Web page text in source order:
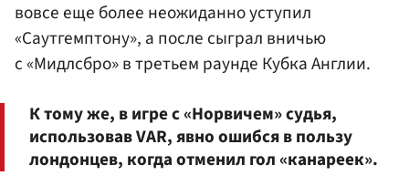
вовсе еще более неожиданно уступил
«Саутгемптону», а после сыграл вничью
с «Мидлсбро» в третьем раунде Кубка Англии.
К тому же, в игре с «Норвичем» судья,
использовав VAR, явно ошибся в пользу
лондонцев, когда отменил гол «канареек».